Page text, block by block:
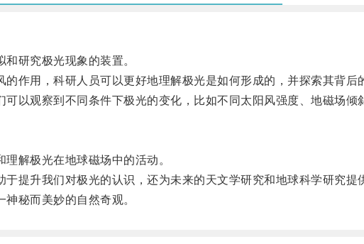
研究极光现象的装置。
用，科研人员可以更好地理解极光是如何形成的，并探索其背后
观察到不同条件下极光的变化，比如不同太阳风强度、地磁场倾
解极光在地球磁场中的活动。
升我们对极光的认识，还为未来的天文学研究和地球科学研究提
秘而美妙的自然奇观。